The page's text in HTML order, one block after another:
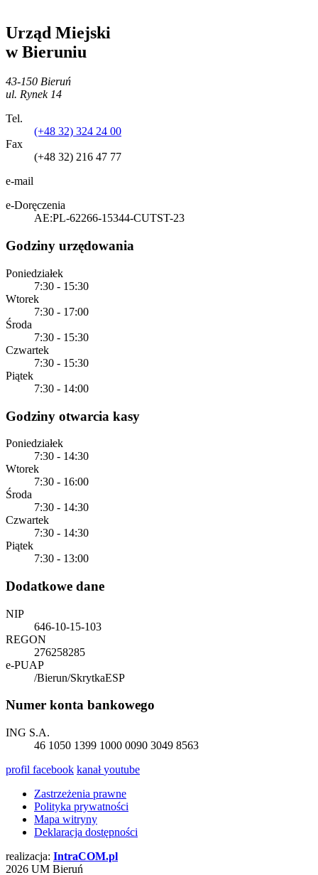
Urząd Miejski
w Bieruniu
43-150 Bieruń
ul. Rynek 14
Tel.
(+48 32) 324 24 00
Fax
(+48 32) 216 47 77
e-mail
e-Doręczenia
AE:PL-62266-15344-CUTST-23
Godziny urzędowania
Poniedziałek
7:30 - 15:30
Wtorek
7:30 - 17:00
Środa
7:30 - 15:30
Czwartek
7:30 - 15:30
Piątek
7:30 - 14:00
Godziny otwarcia kasy
Poniedziałek
7:30 - 14:30
Wtorek
7:30 - 16:00
Środa
7:30 - 14:30
Czwartek
7:30 - 14:30
Piątek
7:30 - 13:00
Dodatkowe dane
NIP
646-10-15-103
REGON
276258285
e-PUAP
/Bierun/SkrytkaESP
Numer konta bankowego
ING S.A.
46 1050 1399 1000 0090 3049 8563
profil facebook kanałyoutube
Zastrzeżenia prawne
Polityka prywatności
Mapa witryny
Deklaracja dostępności
realizacja: IntraCOM.pl
2026 UM Bieruń